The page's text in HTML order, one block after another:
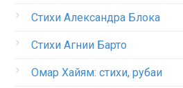
Стихи Александра Блока
Стихи Агнии Барто
Омар Хайям: стихи, рубаи